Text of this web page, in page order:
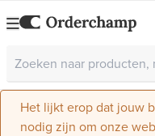
Het lijkt erop dat jouw
nodig zijn om onze